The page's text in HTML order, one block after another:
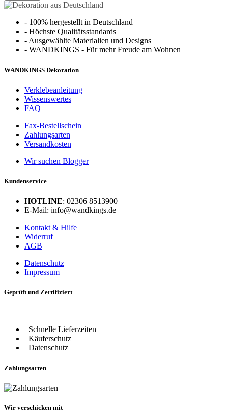
- 100% hergestellt in Deutschland
- Höchste Qualitätsstandards
-Ausgewählte Materialien und Designs
- WANDKINGS - Für mehr Freude am Wohnen
WANDKINGS Dekoration
Verklebeanleitung
Wissenswertes
FAQ
Fax-Bestellschein
Zahlungsarten
Versandkosten
Wir suchen Blogger
Kundenservice
HOTLINE: 02306 8513900
E-Mail: info@wandkings.de
Kontakt & Hilfe
Widerruf
AGB
Datenschutz
Impressum
Geprüft und Zertifiziert
Schnelle Lieferzeiten
Käuferschutz
Datenschutz
Zahlungsarten
Wir verschicken mit